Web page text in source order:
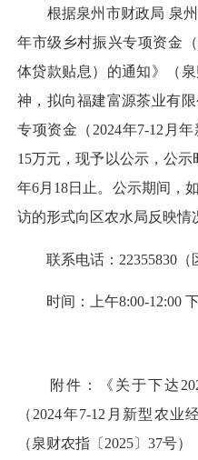
根据泉州市财政局 泉州
年市级乡村振兴专项资金
体贷款贴息）的通知》（
神，拟向福建富源茶业有
专项资金（2024年7-12月
15万元，现予以公示，公示
年6月18日止。公示期间，
访的形式向区农水局反映情
联系电话：22355830（
时间：上午8:00-12:00 下
附件：《关于下达
（2024年7-12月新型农业
（泉财农指〔2025〕37号）